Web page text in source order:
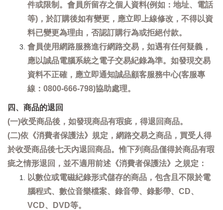
件或限制。會員所留存之個人資料(例如：地址、電話
等)，於訂購後如有變更，應立即上線修改，不得以資
料已變更為理由，否認訂購行為或拒絕付款。
會員使用網路服務進行網路交易，如遇有任何疑義，
應以誠品電腦系統之電子交易紀錄為準。如發現交易
資料不正確，應立即通知誠品顧客服務中心(客服專
線：0800-666-798)協助處理。
四、商品的退回
(一)收受商品後，如發現商品有瑕疵，得退回商品。
(二)依《消費者保護法》規定，網路交易之商品，買受人得
於收受商品後七天內退回商品。惟下列商品僅得於商品有瑕
疵之情形退回，並不適用前述《消費者保護法》之規定：
以數位或電磁紀錄形式儲存的商品，包含且不限於電
腦程式、數位音樂檔案、錄音帶、錄影帶、CD、
VCD、DVD等。